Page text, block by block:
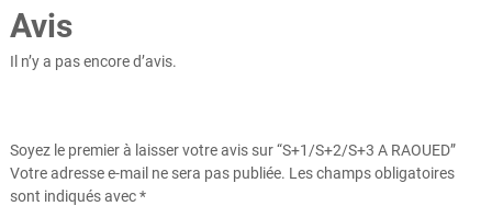
Avis
Il n’y a pas encore d’avis.
Soyez le premier à laisser votre avis sur “S+1/S+2/S+3 A RAOUED”
Votre adresse e-mail ne sera pas publiée. Les champs obligatoires
sont indiqués avec*